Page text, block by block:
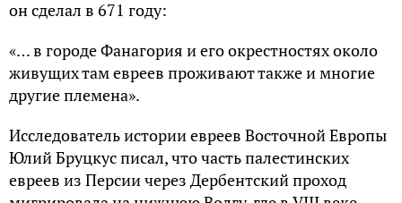
он сделал в 671 году:
«… в городе Фанагория и его окрестностях около
живущих там евреев проживают также и многие
другие племена».
Исследователь истории евреев Восточной Европы
Юлий Бруцкус писал, что часть палестинских
евреев из Персии через Дербентский проход